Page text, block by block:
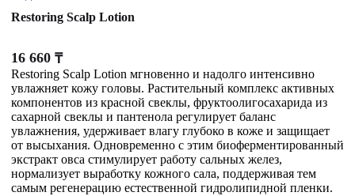
Restoring Scalp Lotion
16 660 ₸
Restoring Scalp Lotion мгновенно и надолго интенсивно
увлажняет кожу головы. Растительный комплекс активных
компонентов из красной свеклы, фруктоолигосахарида из
сахарной свеклы и пантенола регулирует баланс
увлажнения, удерживает влагу глубоко в коже и защищает
от высыхания. Одновременно с этим биоферментированный
экстракт овса стимулирует работу сальных желез,
нормализует выработку кожного сала, поддерживая тем
самым регенерацию естественной гидролипидной пленки.